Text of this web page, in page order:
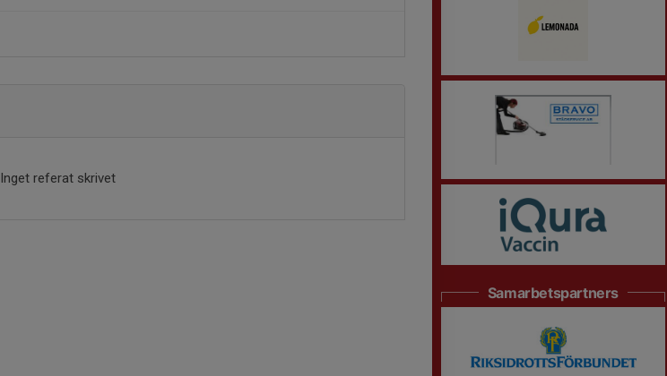
Inget referat skrivet
Samarbetspartners